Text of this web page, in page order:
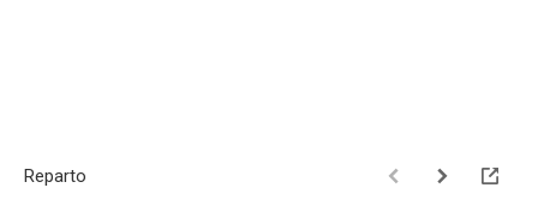
Reparto